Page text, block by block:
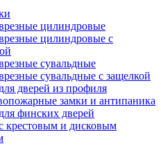
цилиндровые
цилиндровые с
сувальдные
сувальдные с защелкой
дверей из профиля
замки и антипаника
финских дверей
крестовым и дисковым